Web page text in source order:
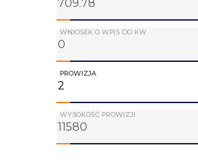
WNIOSEK O WPIS DO KW
PROWIZJA
WYSOKOŚĆ PROWIZJI